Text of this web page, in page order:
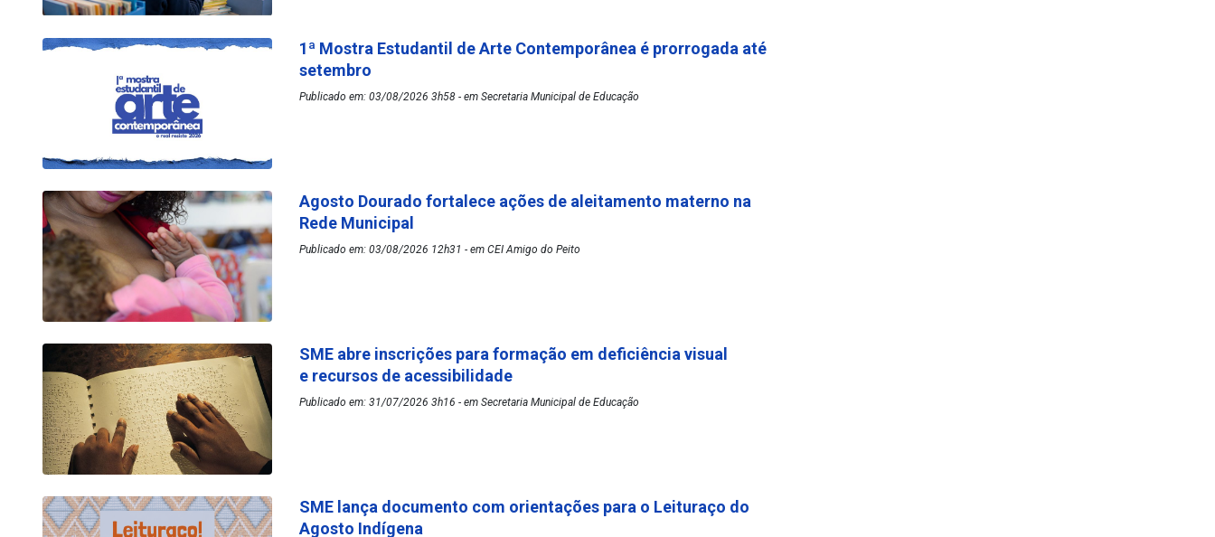
1ª Mostra Estudantil de Arte Contemporânea é prorrogada até
setembro
Publicado em: 03/08/2026 3h58 - em Secretaria Municipal de Educação
Agosto Dourado fortalece ações de aleitamento materno na
Rede Municipal
Publicado em: 03/08/2026 12h31 - em CEI Amigo do Peito
SME abre inscrições para formação em deficiência visual
e recursos de acessibilidade
Publicado em: 31/07/2026 3h16 - em Secretaria Municipal de Educação
SME lança documento com orientações para o Leituraço do
Agosto Indígena